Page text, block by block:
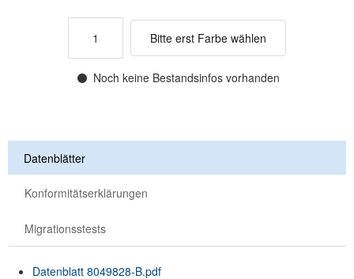
Bitte erst Farbe wählen
Noch keine Bestandsinfos vorhanden
Datenblätter
Konformitätserklärungen
Migrationsstests
Datenblatt 8049828-B.pdf